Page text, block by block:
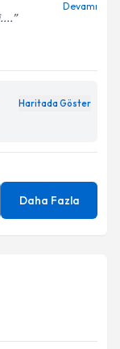
Daha Fazla